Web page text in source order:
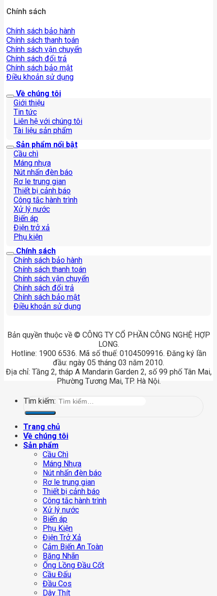
Chính sách
Chính sách bảo hành
Chính sách thanh toán
Chính sách vận chuyển
Chính sách đổi trả
Chính sách bảo mật
Điều khoản sử dụng
Về chúng tôi
Giới thiệu
Tin tức
Liên hệ với chúng tôi
Tài liệu sản phẩm
Sản phẩm nổi bật
Cầu chì
Máng nhựa
Nút nhấn đèn báo
Rơ le trung gian
Thiết bị cảnh báo
Công tắc hành trình
Xử lý nước
Biến áp
Điện trở xả
Phụ kiện
Chính sách
Chính sách bảo hành
Chính sách thanh toán
Chính sách vận chuyển
Chính sách đổi trả
Chính sách bảo mật
Điều khoản sử dụng
Bản quyền thuộc về © CÔNG TY CỔ PHẦN CÔNG NGHỆ HỢP
LONG.
Hotline: 1900 6536. Mã số thuế: 0104509916. Đăng ký lần
đầu: ngày 05 tháng 03 năm 2010.
Địa chỉ: Tầng 2, tháp A Mandarin Garden 2, số 99 phố Tân Mai,
Phường Tương Mai, TP. Hà Nội.
Tìm kiếm:
Trang chủ
Về chúng tôi
Sản phẩm
Cầu Chì
Máng Nhựa
Nút nhấn đèn báo
Rơ le trung gian
Thiết bị cảnh báo
Công tắc hành trình
Xử lý nước
Biến áp
Phụ Kiện
Điện Trở Xả
Cảm Biến An Toàn
Băng Nhãn
Ống Lồng Đầu Cốt
Cầu Đấu
Đầu Cos
Dây Thít